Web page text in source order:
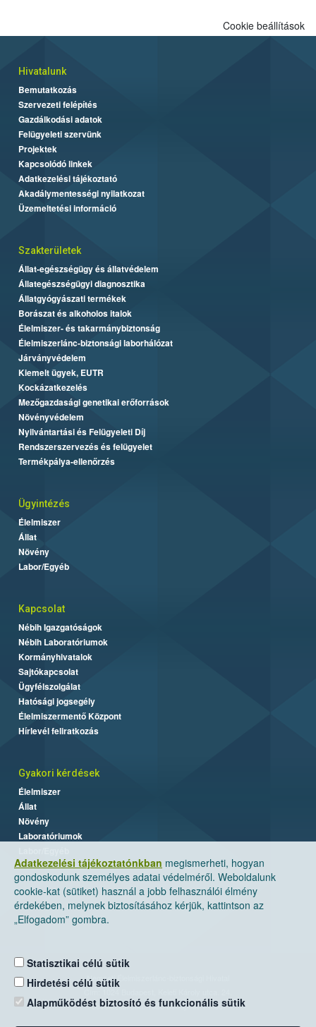
Adatkezelési tájékoztatónkban megismerheti, hogyan
gondoskodunk személyes adatai védelméről. Weboldalunk
cookie-kat (sütiket) használ a jobb felhasználói élmény
érdekében, melynek biztosításához kérjük, kattintson az
„Elfogadom” gombra.
Statisztikai célú sütik
Hirdetési célú sütik
Alapműködést biztosító és funkcionális sütik
Cookie beállítások
Hivatalunk
Bemutatkozás
Szervezeti felépítés
Gazdálkodási adatok
Felügyeleti szervünk
Projektek
Kapcsolódó linkek
Adatkezelési tájékoztató
Akadálymentességi nyilatkozat
Üzemeltetési információ
Szakterületek
Állat-egészségügy és állatvédelem
Állategészségügyi diagnosztika
Állatgyógyászati termékek
Borászat és alkoholos italok
Élelmiszer- és takarmánybiztonság
Élelmiszerlánc-biztonsági laborhálózat
Járványvédelem
Kiemelt ügyek, EUTR
Kockázatkezelés
Mezőgazdasági genetikai erőforrások
Növényvédelem
Nyilvántartási és Felügyeleti Díj
Rendszerszervezés és felügyelet
Termékpálya-ellenőrzés
Ügyintézés
Élelmiszer
Állat
Növény
Labor/Egyéb
Kapcsolat
Nébih Igazgatóságok
Nébih Laboratóriumok
Kormányhivatalok
Sajtókapcsolat
Ügyfélszolgálat
Hatósági jogsegély
Élelmiszermentő Központ
Hírlevél feliratkozás
Gyakori kérdések
Élelmiszer
Állat
Növény
Laboratóriumok
Nemzeti Élelmiszerlánc-biztonsági Hivatal
Levelezési cím: 1525 Budapest. Pf. 30.